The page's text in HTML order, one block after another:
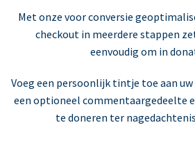
Met onze voor conversie
checkout in meerdere stappen
eenvoudig om in
Voeg een persoonlijk tintje toe aan
een optioneel commentaargedeelte
te doneren ter